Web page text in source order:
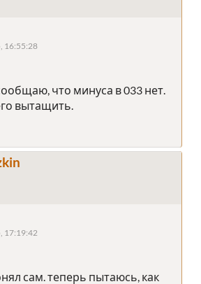
16:55:28
что минуса в 033 нет.
вытащить.
17:19:42
сам. теперь пытаюсь, как